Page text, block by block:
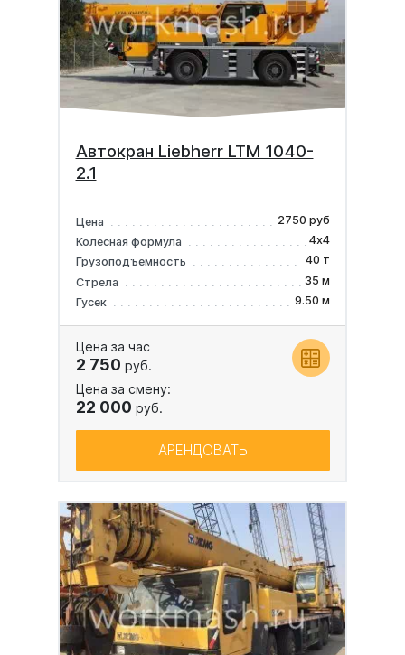
Автокран Liebherr LTM 1040-
2.1
Цена
2750 руб
Колесная формула
4х4
Грузоподъемность
40 т
Стрела
35 м
Гусек
9.50 м
Цена за час
2 750 руб.
Цена за смену:
22 000 руб.
АРЕНДОВАТЬ